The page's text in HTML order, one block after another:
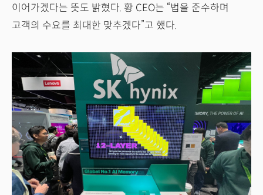
이어가겠다는 뜻도 밝혔다. 황 CEO는 “법을 준수하며
고객의 수요를 최대한 맞추겠다”고 했다.